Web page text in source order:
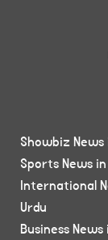
Showbiz News
Sports News
International
Urdu
Business News